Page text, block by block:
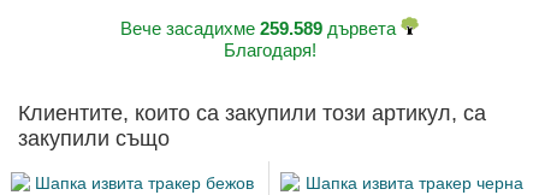
Вече засадихме 259.589 дървета
Благодаря!
Клиентите, които са закупили този артикул, са
закупили също